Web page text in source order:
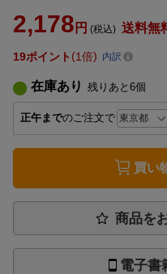
2,178 円 (税込) 送料無
19ポイント 1倍 内訳
在庫あり 残りあと 6個
正午までのご注文で
買い
商品を
電子書